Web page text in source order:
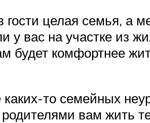
целая семья, а
у вас на участке из
будет комфортнее
то семейных
вам жить